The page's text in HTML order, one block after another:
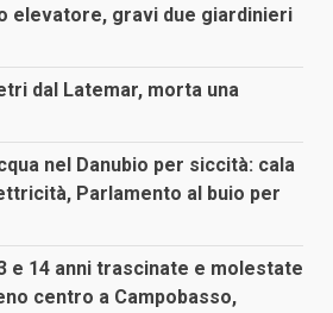
elevatore, gravi due giardinieri
dal Latemar, morta una
nel Danubio per siccità: cala
Parlamento al buio per
e 14 anni trascinate e molestate
centro a Campobasso,